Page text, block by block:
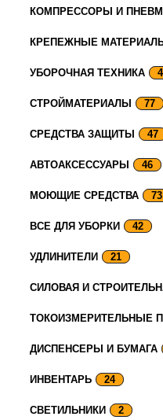
КОМПРЕССОРЫ И
КРЕПЕЖНЫЕ
УБОРОЧНАЯ ТЕХНИКА
СТРОЙМАТЕРИАЛЫ 77
СРЕДСТВА ЗАЩИТЫ 47
АВТОАКСЕССУАРЫ 46
МОЮЩИЕ СРЕДСТВА 73
ВСЕ ДЛЯ УБОРКИ 42
УДЛИНИТЕЛИ 21
СИЛОВАЯ И
ТОКОИЗМЕРИТЕЛЬНЫЕ
ДИСПЕНСЕРЫ И БУМАГА
ИНВЕНТАРЬ 24
СВЕТИЛЬНИКИ 2